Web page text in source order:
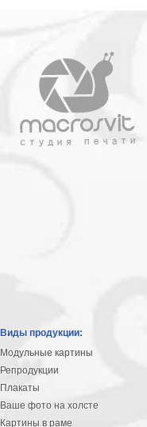
Виды продукции:
Модульные картины
Репродукции
Плакаты
Ваше фото на холсте
Картины в раме